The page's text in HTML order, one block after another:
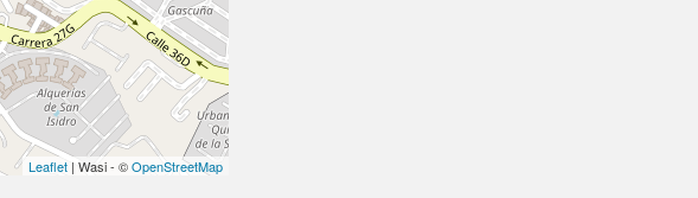
Leaflet| Wasi - ©OpenStreetMap